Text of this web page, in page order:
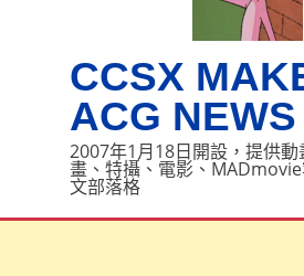
CCSX
ACG
2007年1月18日開設，提供動
畫、特攝、電影、
文部落格